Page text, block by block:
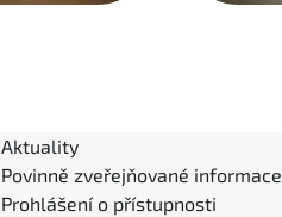
Aktuality
Povinně zveřejňované informace
Prohlášení o přístupnosti